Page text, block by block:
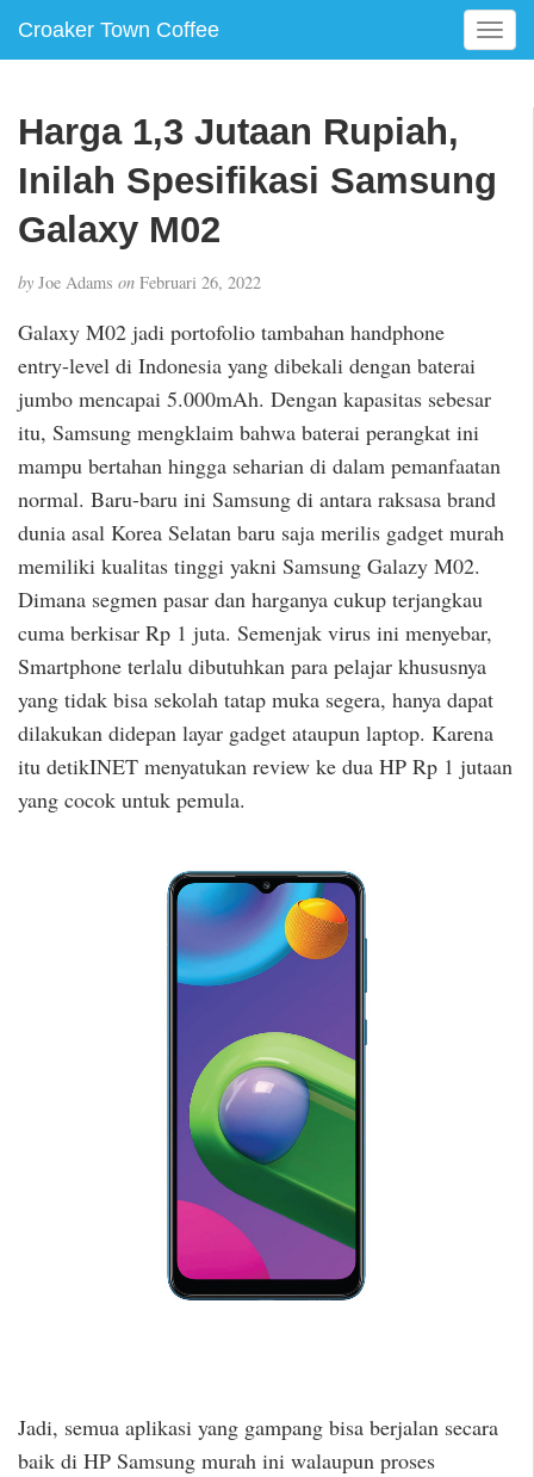
Croaker Town Coffee
T
o
n
o
Harga 1,3 Jutaan Rupiah,
Inilah Spesifikasi Samsung
Galaxy M02
by Joe Adams on Februari 26, 2022
Galaxy M02 jadi portofolio tambahan handphone
entry-level di Indonesia yang dibekali dengan baterai
jumbo mencapai 5.000mAh. Dengan kapasitas sebesar
itu, Samsung mengklaim bahwa baterai perangkat ini
mampu bertahan hingga seharian di dalam pemanfaatan
normal. Baru-baru ini Samsung di antara raksasa brand
dunia asal Korea Selatan baru saja merilis gadget murah
memiliki kualitas tinggi yakni Samsung Galazy M02.
Dimana segmen pasar dan harganya cukup terjangkau
cuma berkisar Rp 1 juta. Semenjak virus ini menyebar,
Smartphone terlalu dibutuhkan para pelajar khususnya
yang tidak bisa sekolah tatap muka segera, hanya dapat
dilakukan didepan layar gadget ataupun laptop. Karena
itu detikINET menyatukan review ke dua HP Rp 1 jutaan
yang cocok untuk pemula.
Jadi, semua aplikasi yang gampang bisa berjalan secara
baik di HP Samsung murah ini walaupun proses